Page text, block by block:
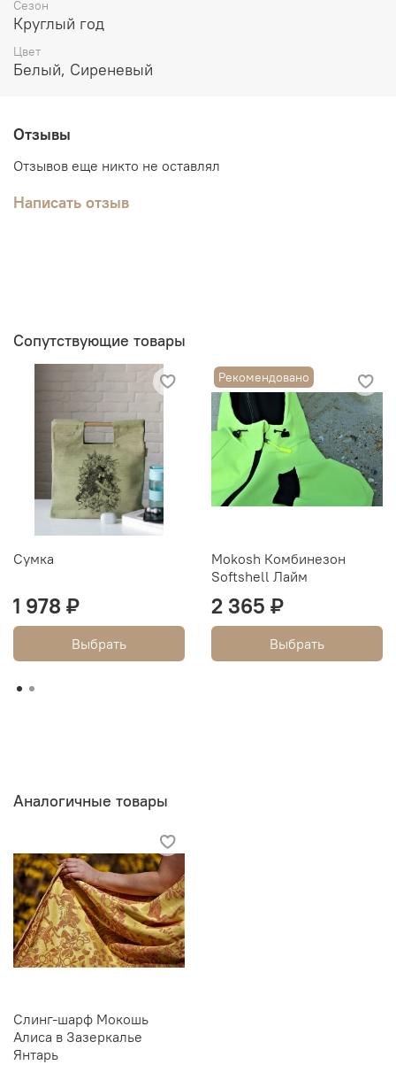
Слинг с кольцами - 2\1,8 м
Сезон
Круглый год
Цвет
Белый, Сиреневый
Отзывы
Отзывов еще никто не оставлял
Написать отзыв
Сопутствующие товары
Сумка
1 978 ₽
Выбрать
Рекомендовано
Mokosh Комбинезон
Softshell Лайм
2 365 ₽
Выбрать
Аналогичные товары
Слинг-шарф Мокошь
Алиса в Зазеркалье
Янтарь